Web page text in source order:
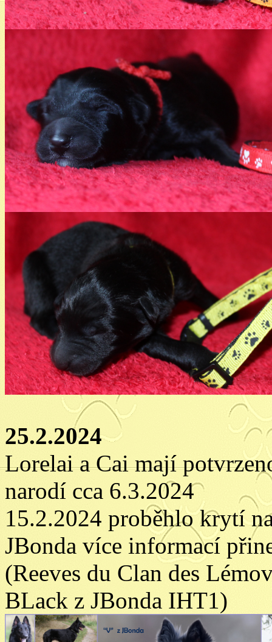
25.2.2024
Lorelai a Cai mají
narodí cca 6.3.2024
15.2.2024 proběhlo krytí
JBonda více informací
(Reeves du Clan des
BLack z JBonda IHT1)